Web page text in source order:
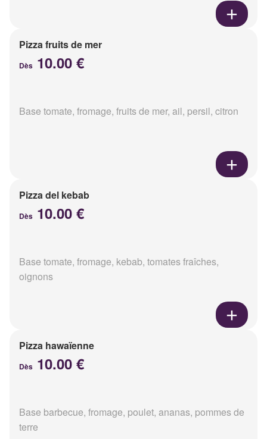
Pizza fruits de mer
Dès 10.00 €
Base tomate, fromage, fruits de mer, ail, persil, citron
Pizza del kebab
Dès 10.00 €
Base tomate, fromage, kebab, tomates fraîches,
oignons
Pizza hawaïenne
Dès 10.00 €
Base barbecue, fromage, poulet, ananas, pommes de
terre